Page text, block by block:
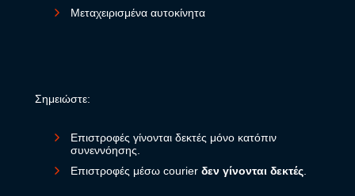
Μεταχειρισμένα αυτοκίνητα
Σημειώστε:
Επιστροφές γίνονται δεκτές μόνο κατόπιν
συνεννόησης.
Επιστροφές μέσω courier δεν γίνονται δεκτές